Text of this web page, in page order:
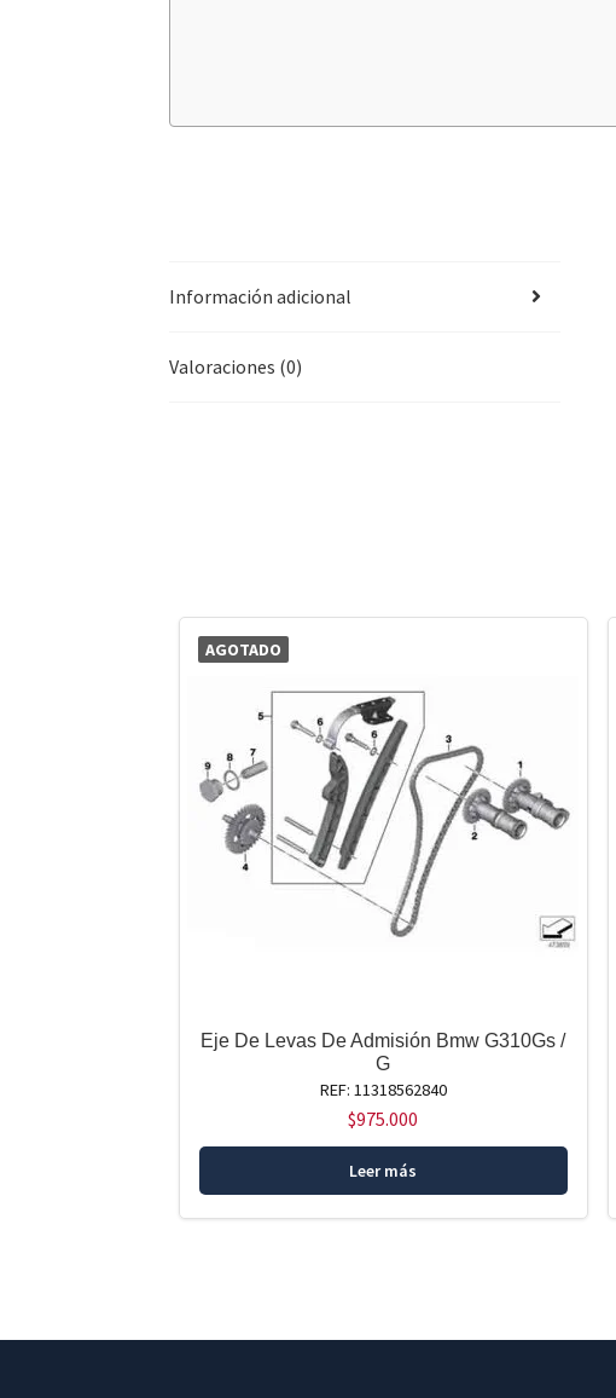
Información adicional
Valoraciones (0)
AGOTADO
Eje De Levas De Admisión Bmw G310Gs /
G
REF: 11318562840
$975.000
Leer más